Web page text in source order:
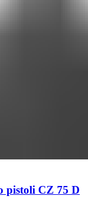
pistoli CZ 75 D